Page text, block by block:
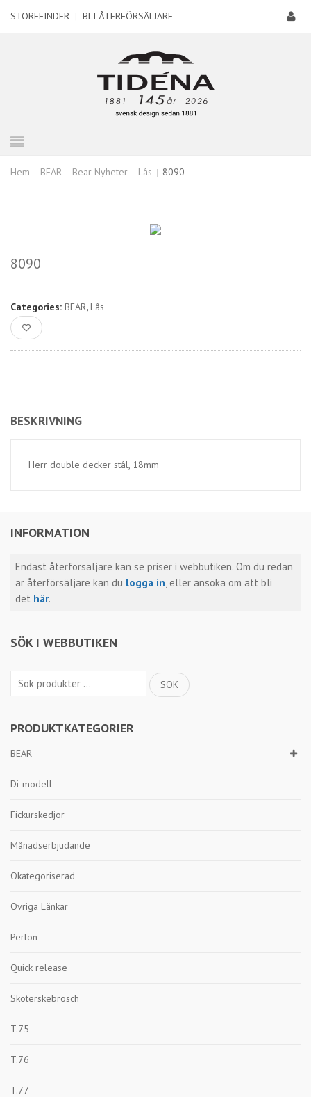
STOREFINDER | BLI ÅTERFÖRSÄLJARE
Hem BEAR Bear Nyheter Lås 8090
INFORMATION
Endast återförsäljare kan se priser i webbutiken. Om du redan
är återförsäljare kan du logga in, eller ansöka om att bli
det här.
SÖK I WEBBUTIKEN
Sök
SÖK
PRODUKTKATEGORIER
BEAR
Di-modell
Fickurskedjor
Månadserbjudande
Okategoriserad
Övriga Länkar
Perlon
Quick release
Sköterskebrosch
T.75
T.76
T.77
8090
Categories: BEAR,Lås
BESKRIVNING
Herr double decker stål, 18mm